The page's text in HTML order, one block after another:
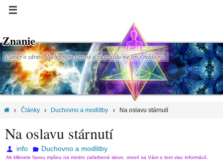
Znanie
Články o zdraví, duchovnom rozvoji a za pravdu nie len v medicíne.
Články Duchovno a modlitby Na oslavu stárnutí
Na oslavu stárnutí
info Duchovno a modlitby
Ak kliknete ľavou myšou na modro zafarbené slovo, otvorí sa Vám o tom viac informácií.